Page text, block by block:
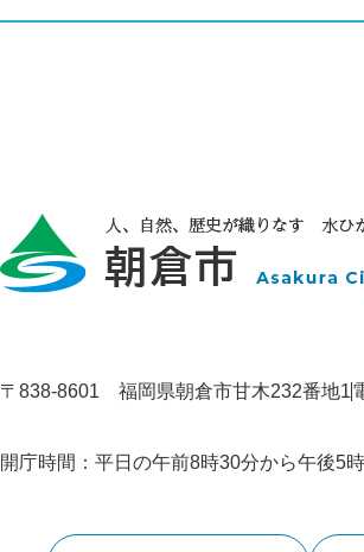
〒838-8601 福岡県朝倉市甘木232番地1
開庁時間：平日の午前8時30分から午後5